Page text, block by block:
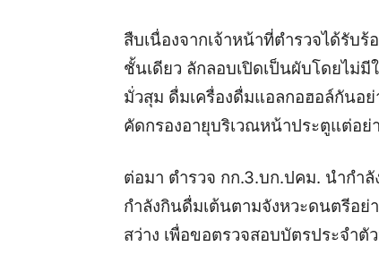
สืบเนื่องจากเจ้าหน้าที่ตำรวจได้รับ
ชั้นเดียว ลักลอบเปิดเป็นผับโดยไม่
มั่วสุม ดื่มเครื่องดื่มแอลกอฮอล์กันอ
คัดกรองอายุบริเวณหน้าประตูแต่อย่
ต่อมา ตำรวจ กก.3.บก.ปคม. นำกำ
กำลังกินดื่มเต้นตามจังหวะดนตรีอย่
สว่าง เพื่อขอตรวจสอบบัตรประจำตั